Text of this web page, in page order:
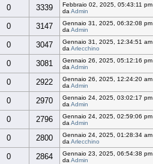
0 3339
Febbraio 02, 2025, 05:43:11 pm
da Admin
0 3147
Gennaio 31, 2025, 06:32:08 pm
da Admin
0 3047
Gennaio 31, 2025, 12:34:51 am
da Arlecchino
0 3081
Gennaio 26, 2025, 05:12:16 pm
da Admin
0 2922
Gennaio 26, 2025, 12:24:20 am
da Admin
0 2970
Gennaio 24, 2025, 03:02:17 pm
da Admin
0 2796
Gennaio 24, 2025, 02:59:06 pm
da Admin
0 2800
Gennaio 24, 2025, 01:28:34 am
da Arlecchino
0 2864
Gennaio 23, 2025, 06:54:38 pm
da Admin